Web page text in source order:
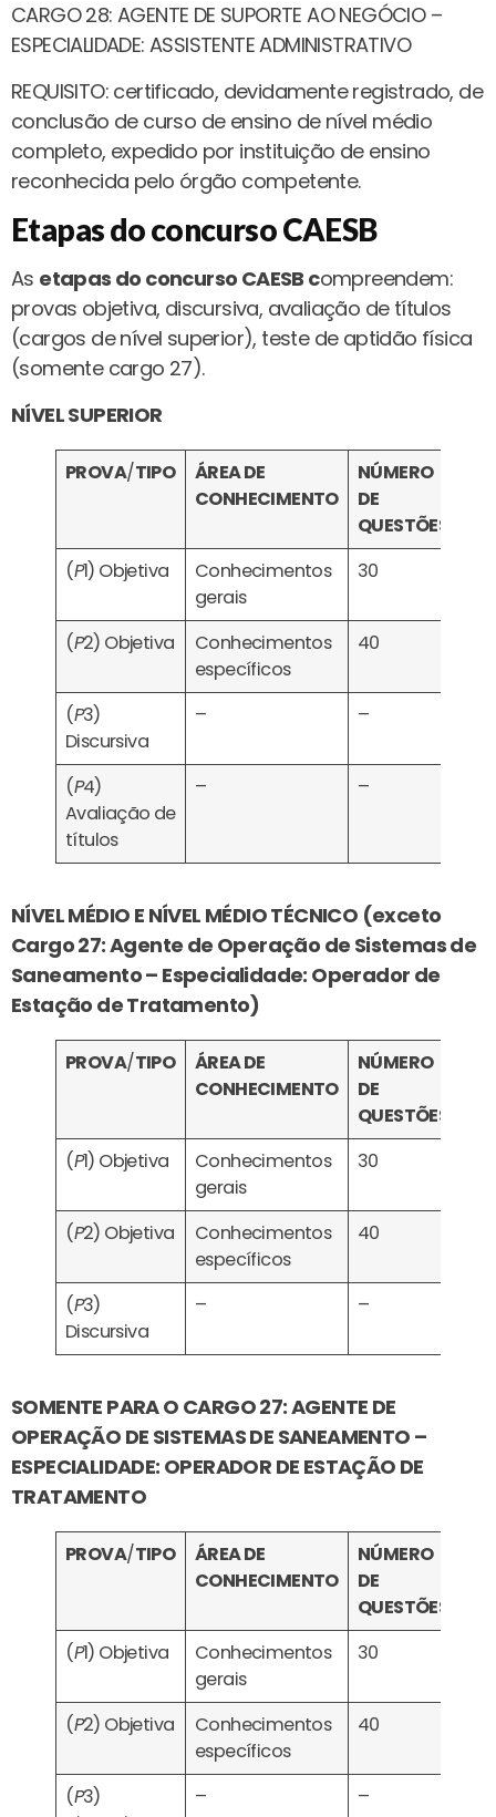
CARGO 28: AGENTE DE SUPORTE AO NEGÓCIO –
ESPECIALIDADE: ASSISTENTE ADMINISTRATIVO
REQUISITO: certificado, devidamente registrado, de
conclusão de curso de ensino de nível médio
completo, expedido por instituição de ensino
reconhecida pelo órgão competente.
Etapas do concurso CAESB
As etapas do concurso CAESB compreendem:
provas objetiva, discursiva, avaliação de títulos
(cargos de nível superior), teste de aptidão física
(somente cargo 27).
NÍVEL SUPERIOR
PROVA/TIPO
ÁREA DE
CONHECIMENTO
NÚMERO
DE
QUESTÕES
(P1) Objetiva
Conhecimentos
gerais
30
(P2) Objetiva
Conhecimentos
específicos
40
(P3)
Discursiva
– –
(P4)
Avaliação de
títulos
– –
NÍVEL MÉDIO E NÍVEL MÉDIO TÉCNICO (exceto
Cargo 27: Agente de Operação de Sistemas de
Saneamento – Especialidade: Operador de
Estação de Tratamento)
PROVA/TIPO
ÁREA DE
CONHECIMENTO
NÚMERO
DE
QUESTÕES
(P1) Objetiva
Conhecimentos
gerais
30
(P2) Objetiva
Conhecimentos
específicos
40
(P3)
Discursiva
– –
SOMENTE PARA O CARGO 27: AGENTE DE
OPERAÇÃO DE SISTEMAS DE SANEAMENTO –
ESPECIALIDADE: OPERADOR DE ESTAÇÃO DE
TRATAMENTO
PROVA/TIPO
ÁREA DE
CONHECIMENTO
NÚMERO
DE
QUESTÕES
(P1) Objetiva
Conhecimentos
gerais
30
(P2) Objetiva
Conhecimentos
específicos
40
(P3)
– –